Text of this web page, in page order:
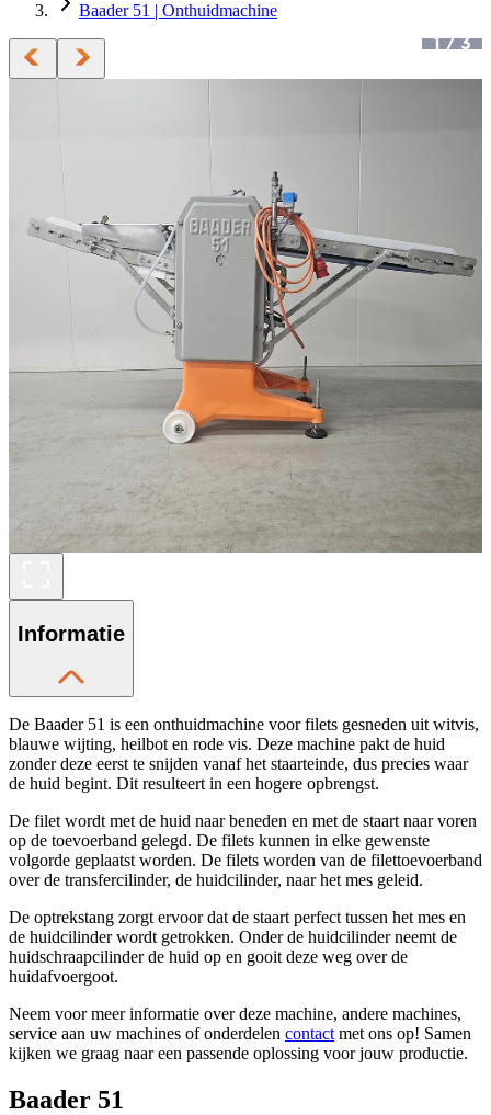
Baader 51 | Onthuidmachine
1/3
Informatie
De Baader 51 is een onthuidmachine voor filets gesneden uit witvis,
blauwe wijting, heilbot en rode vis. Deze machine pakt de huid
zonder deze eerst te snijden vanaf het staarteinde, dus precies waar
de huid begint. Dit resulteert in een hogere opbrengst.
De filet wordt met de huid naar beneden en met de staart naar voren
op de toevoerband gelegd. De filets kunnen in elke gewenste
volgorde geplaatst worden. De filets worden van de filettoevoerband
over de transfercilinder, de huidcilinder, naar het mes geleid.
De optrekstang zorgt ervoor dat de staart perfect tussen het mes en
de huidcilinder wordt getrokken. Onder de huidcilinder neemt de
huidschraapcilinder de huid op en gooit deze weg over de
huidafvoergoot.
Neem voor meer informatie over deze machine, andere machines,
service aan uw machines of onderdelen contact met ons op! Samen
kijken we graag naar een passende oplossing voor jouw productie.
Baader 51